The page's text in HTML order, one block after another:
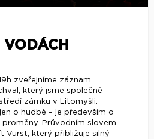
VODÁCH
zveřejníme záznam
který jsme společně
zámku v Litomyšli.
o hudbě – je především o
Průvodním slovem
Vurst, který přibližuje silný